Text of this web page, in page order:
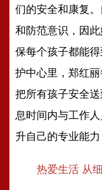
们的安全和康复
和防范意识，因
保每个孩子都能
护中心里，郑红
把所有孩子安全
息时间内与工作
升自己的专业能
热爱生活 从